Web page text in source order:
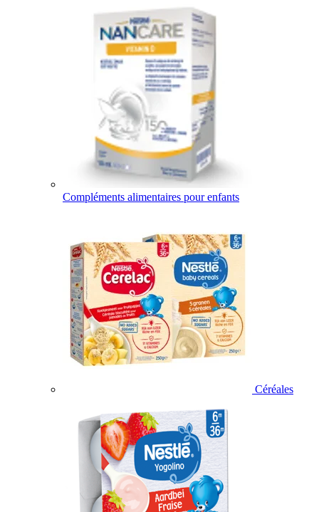
Compléments alimentaires pour enfants
Céréales